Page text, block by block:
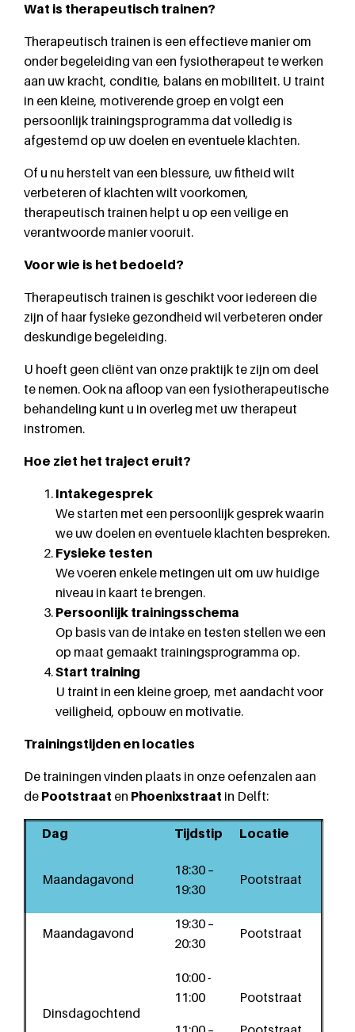
Wat is therapeutisch trainen?
Therapeutisch trainen is een effectieve manier om
onder begeleiding van een fysiotherapeut te werken
aan uw kracht, conditie, balans en mobiliteit. U traint
in een kleine, motiverende groep en volgt een
persoonlijk trainingsprogramma dat volledig is
afgestemd op uw doelen en eventuele klachten.
Of u nu herstelt van een blessure, uw fitheid wilt
verbeteren of klachten wilt voorkomen,
therapeutisch trainen helpt u op een veilige en
verantwoorde manier vooruit.
Voor wie is het bedoeld?
Therapeutisch trainen is geschikt voor iedereen die
zijn of haar fysieke gezondheid wil verbeteren onder
deskundige begeleiding.
U hoeft geen cliënt van onze praktijk te zijn om deel
te nemen. Ook na afloop van een fysiotherapeutische
behandeling kunt u in overleg met uw therapeut
instromen.
Hoe ziet het traject eruit?
Intakegesprek
We starten met een persoonlijk gesprek waarin
we uw doelen en eventuele klachten bespreken.
Fysieke testen
We voeren enkele metingen uit om uw huidige
niveau in kaart te brengen.
Persoonlijk trainingsschema
Op basis van de intake en testen stellen we een
op maat gemaakt trainingsprogramma op.
Start training
U traint in een kleine groep, met aandacht voor
veiligheid, opbouw en motivatie.
Trainingstijden en locaties
De trainingen vinden plaats in onze oefenzalen aan
de Pootstraat en Phoenixstraat in Delft:
Dag Tijdstip Locatie
Maandagavond
18:30 –
19:30
Pootstraat
Maandagavond
19:30 –
20:30
Pootstraat
Dinsdagochtend
10:00 -
11:00
Pootstraat